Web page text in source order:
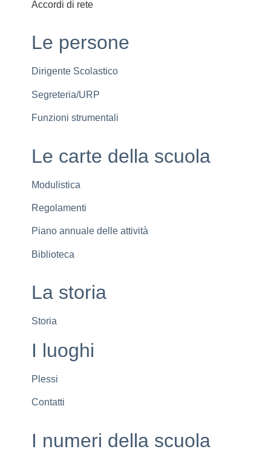
Accordi di rete
Le persone
Dirigente Scolastico
Segreteria/URP
Funzioni strumentali
Le carte della scuola
Modulistica
Regolamenti
Piano annuale delle attività
Biblioteca
La storia
Storia
I luoghi
Plessi
Contatti
I numeri della scuola